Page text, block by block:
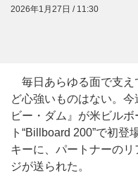
2026年1月27日 / 11:30
毎日あらゆる面で支え
ど心強いものはない。
ビー・ダム』が米ビル
ト“Billboard 200”で初
キーに、パートナーの
ジが送られた。